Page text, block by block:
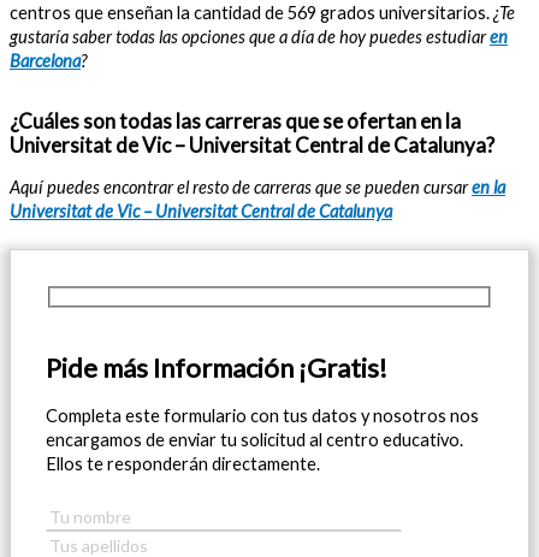
centros que enseñan la cantidad de 569 grados universitarios.¿Te
gustaría saber todas las opciones que a día de hoy puedes estudiaren
Barcelona?
¿Cuáles son todas las carreras que se ofertan en la
Universitat de Vic – Universitat Central de Catalunya?
Aquí puedes encontrar el resto de carreras que se pueden cursaren la
Universitat de Vic – Universitat Central de Catalunya
Pide más Información ¡Gratis!
Completa este formulario con tus datos y nosotros nos
encargamos de enviar tu solicitud al centro educativo.
Ellos te responderán directamente.